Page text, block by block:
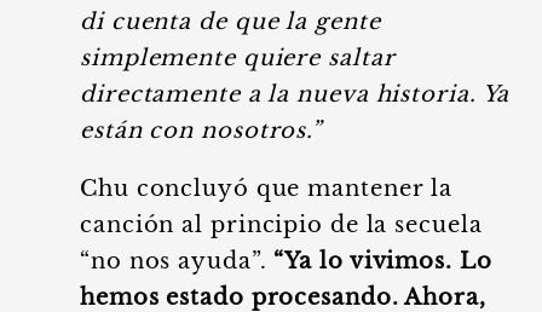
di cuenta de que la gente
simplemente quiere saltar
directamente a la nueva historia. Ya
están con nosotros.”
Chu concluyó que mantener la
canción al principio de la secuela
“no nos ayuda”. “Ya lo vivimos. Lo
hemos estado procesando. Ahora,